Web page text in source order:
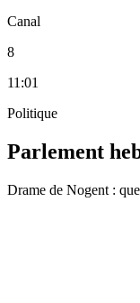
Canal
8
11:01
Politique
Parlement
Drame de Nogent :